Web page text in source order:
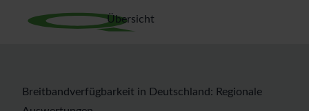
Übersicht
Breitbandverfügbarkeit in Deutschland: Regionale